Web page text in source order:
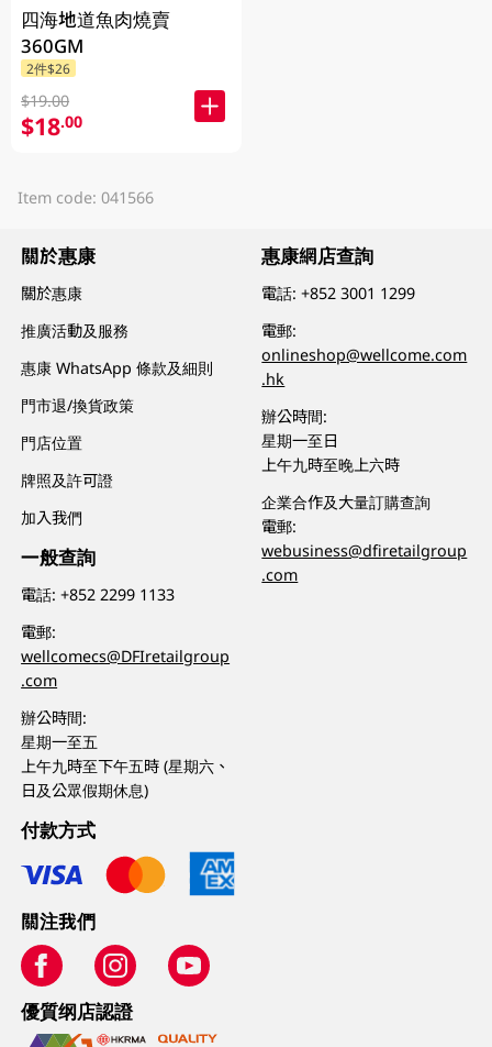
四海地道魚肉燒賣
360GM
2件$26
$19.00
$18.00
Item code: 041566
關於惠康
關於惠康
推廣活動及服務
惠康 WhatsApp 條款及細則
門市退/換貨政策
門店位置
牌照及許可證
加入我們
一般查詢
電話:+852 2299 1133
電郵:
wellcomecs@DFIretailgroup
.com
辦公時間:
星期一至五
上午九時至下午五時 (星期六、
日及公眾假期休息)
惠康網店查詢
電話:+852 3001 1299
電郵:
onlineshop@wellcome.com
.hk
辦公時間:
星期一至日
上午九時至晚上六時
企業合作及大量訂購查詢
電郵:
webusiness@dfiretailgroup
.com
付款方式
關注我們
優質纲店認證